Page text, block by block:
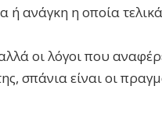
ή ανάγκη η οποία
οι λόγοι που
σπάνια είναι οι